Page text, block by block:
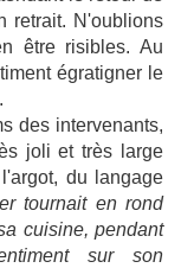
retrait. N'oublions
être risibles. Au
égratigner le
des intervenants,
joli et très large
du langage
tournait en rond
cuisine, pendant
sur son